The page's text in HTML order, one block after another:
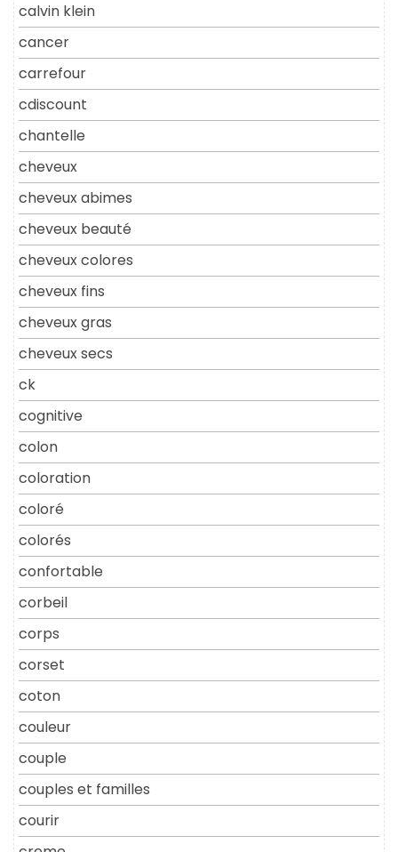
calvin klein
cancer
carrefour
cdiscount
chantelle
cheveux
cheveux abimes
cheveux beauté
cheveux colores
cheveux fins
cheveux gras
cheveux secs
ck
cognitive
colon
coloration
coloré
colorés
confortable
corbeil
corps
corset
coton
couleur
couple
couples et familles
courir